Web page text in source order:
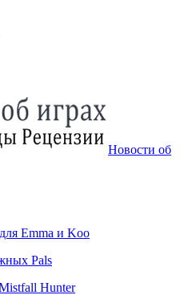
Новости об
Emma и Koo
Pals
Hunter